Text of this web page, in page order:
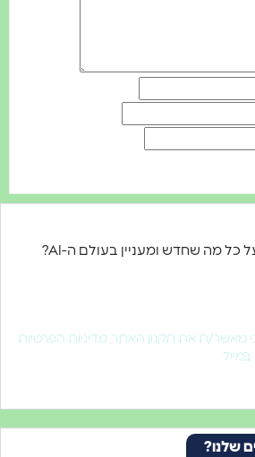
רוצים לקבל עדכונים על כל מה שחדש ומעניין בעולם ה-AI?
תקנון האתר, מדיניות הפרטיות